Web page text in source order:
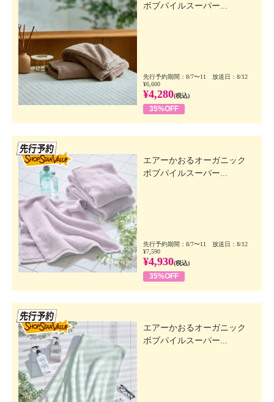
ボブパイルスーパー...
先行予約期間：8/7〜11 放送日：8/12
¥6,600
¥4,280(税込)
35%OFF
エアーかおるオーガニック
ボブパイルスーパー...
先行予約期間：8/7〜11 放送日：8/12
¥7,590
¥4,930(税込)
35%OFF
エアーかおるオーガニック
ボブパイルスーパー...